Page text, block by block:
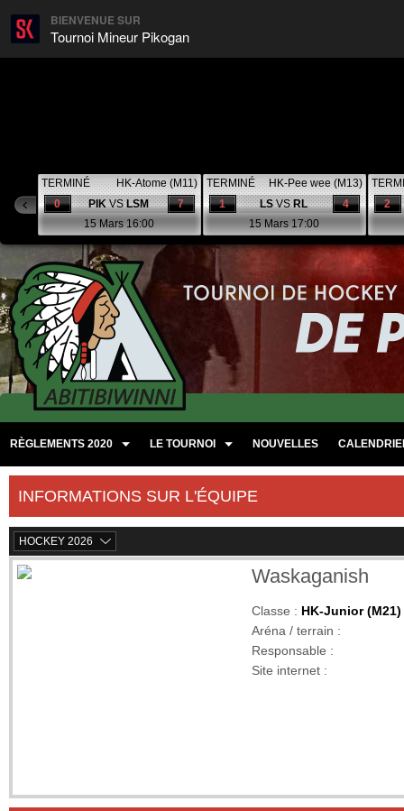
BIENVENUE SUR
Tournoi Mineur Pikogan
TERMINÉ
HK-Atome (M11)
7
0 PIKVSLSM
15 Mars 16:00
TERMINÉ
HK-Pee wee (M13)
4
1 LSVSRL
15 Mars 17:00
2
RÈGLEMENTS 2020 LE TOURNOI NOUVELLES
INFORMATIONS SUR L'ÉQUIPE
HOCKEY 2026
Waskaganish
Classe : HK-Junior (M21)
Aréna / terrain :
Responsable :
Site internet :